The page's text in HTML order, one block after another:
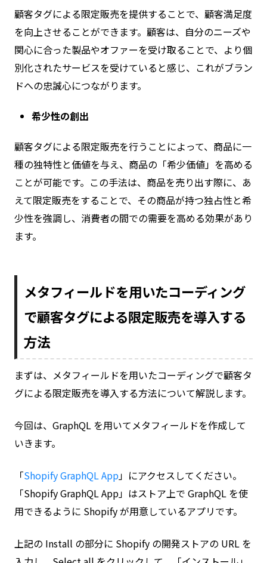
顧客タグによる限定販売を提供することで、顧客満足度
を向上させることができます。顧客は、自分のニーズや
関心に合った製品やオファーを受け取ることで、より個
別化されたサービスを受けていると感じ、これがブラン
ドへの忠誠心につながります。
希少性の創出
顧客タグによる限定販売を行うことによって、商品に一
種の独特性と価値を与え、商品の「希少価値」を高める
ことが可能です。この手法は、商品を売り出す際に、あ
えて限定販売をすることで、その商品が持つ独占性と希
少性を強調し、消費者の間での需要を高める効果があり
ます。
メタフィールドを用いたコーディング
で顧客タグによる限定販売を導入する
方法
まずは、メタフィールドを用いたコーディングで顧客タ
グによる限定販売を導入する方法について解説します。
今回は、GraphQL を用いてメタフィールドを作成して
いきます。
「Shopify GraphQL App」にアクセスしてください。
「Shopify GraphQL App」はストア上で GraphQL を使
用できるように Shopify が用意しているアプリです。
上記の Install の部分に Shopify の開発ストアの URL を